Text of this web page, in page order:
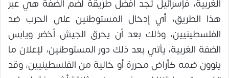
الغربية، فإسرائيل تجد أفضل طريقة لضم الضفة هي عبر
هذا الطريق، أي إدخال المستوطنين على الحرب ضد
الفلسطينيين، وذلك بعد أن يحرق الجيش أخضر ويابس
الضفة الغربية، يأتي بعد ذلك دور المستوطنين، لإعلان ما
ينوون ضمه كأراض محررة أو خالية من الفلسطينيين، وقد